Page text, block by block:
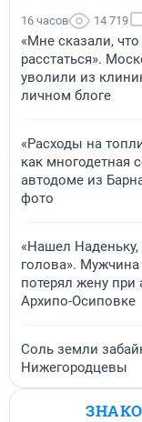
16 часов 14 719
«Мне сказали,
расстаться».
уволили из
личном блоге
«Расходы на
как многодетная
автодоме из
фото
«Нашел Наденьку,
голова». Мужчина
потерял жену
Архипо-Осиповке
Соль земли
Нижегородцевы